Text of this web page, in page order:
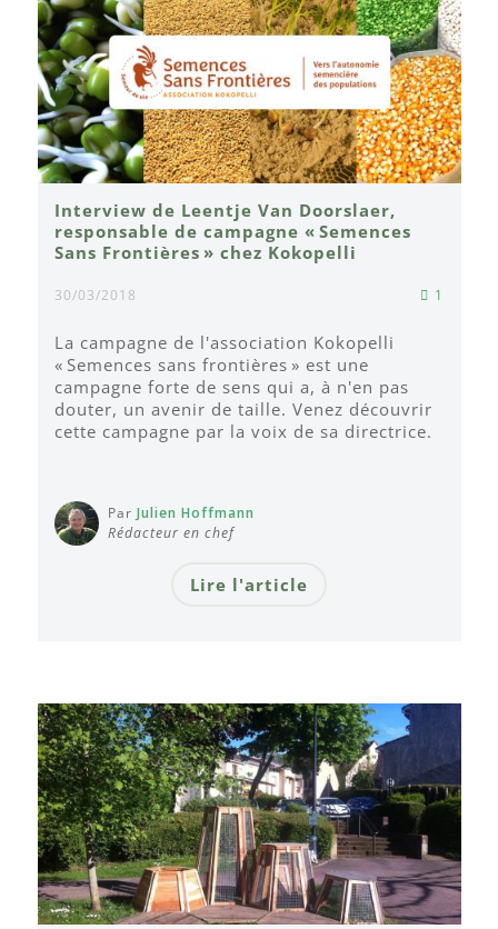
Interview de Leentje Van Doorslaer,
responsable de campagne « Semences
Sans Frontières » chez Kokopelli
30/03/2018 1
La campagne de l'association Kokopelli
« Semences sans frontières » est une
campagne forte de sens qui a, à n'en pas
douter, un avenir de taille. Venez découvrir
cette campagne par la voix de sa directrice.
Par Julien Hoffmann
Rédacteur en chef
Lire l'article